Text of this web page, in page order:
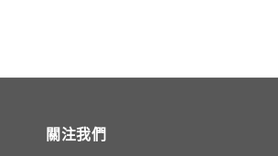
關注我們